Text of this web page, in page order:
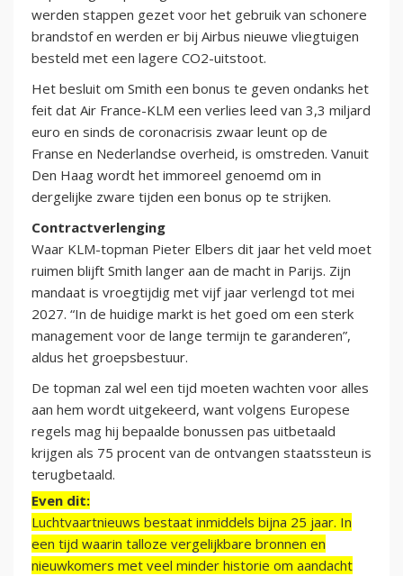
werden stappen gezet voor het gebruik van schonere
brandstof en werden er bij Airbus nieuwe vliegtuigen
besteld met een lagere CO2-uitstoot.
Het besluit om Smith een bonus te geven ondanks het
feit dat Air France-KLM een verlies leed van 3,3 miljard
euro en sinds de coronacrisis zwaar leunt op de
Franse en Nederlandse overheid, is omstreden. Vanuit
Den Haag wordt het immoreel genoemd om in
dergelijke zware tijden een bonus op te strijken.
Contractverlenging
Waar KLM-topman Pieter Elbers dit jaar het veld moet
ruimen blijft Smith langer aan de macht in Parijs. Zijn
mandaat is vroegtijdig met vijf jaar verlengd tot mei
2027. “In de huidige markt is het goed om een sterk
management voor de lange termijn te garanderen”,
aldus het groepsbestuur.
De topman zal wel een tijd moeten wachten voor alles
aan hem wordt uitgekeerd, want volgens Europese
regels mag hij bepaalde bonussen pas uitbetaald
krijgen als 75 procent van de ontvangen staatssteun is
terugbetaald.
Even dit:
Luchtvaartnieuws bestaat inmiddels bijna 25 jaar. In
een tijd waarin talloze vergelijkbare bronnen en
nieuwkomers met veel minder historie om aandacht